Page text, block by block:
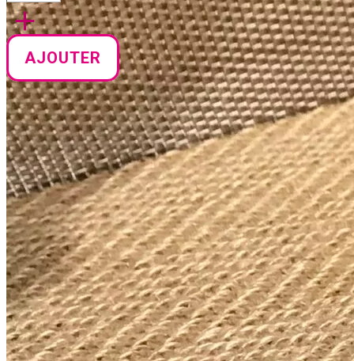
AJOUTER
Caractéristiques du produit
Description
Informations complémentaires
Sphère en Calcite Bleue AA 80-90 mm, la